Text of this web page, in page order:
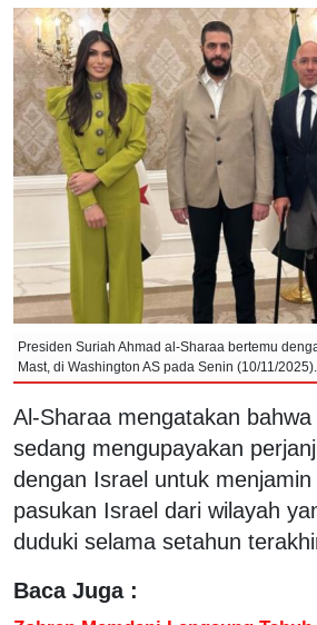
Presiden Suriah Ahmad al-Sharaa bertemu
Mast, di Washington AS pada Senin (10/11/
Al-Sharaa mengatakan
sedang mengupayakan
dengan Israel untuk menjamin
pasukan Israel dari wilayah
duduki selama setahun
Baca Juga :